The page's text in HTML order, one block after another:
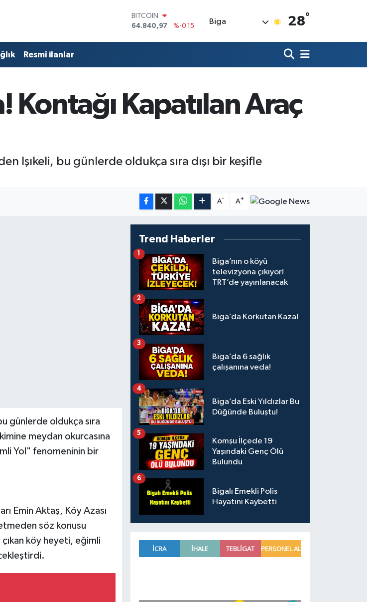
DOLAR
47,7436
%0.18
64,4811
%0.38
BİST100
13.779
%-14
BITCOIN
Biga 28°
Resmî ilanlar
Kontağı Kapatılan Araç
Işıkeli, bu günlerde oldukça sıra dışı bir keşifle
A- A+
günlerde oldukça sıra
meydan okurcasına
Yol" fenomeninin bir
Emin Aktaş, Köy Azası
söz konusu
köy heyeti, eğimli
Trend Haberler
Biga’nın o köyü
televizyona çıkıyor!
TRT’de yayınlanacak
1
Biga’da Korkutan Kaza!
2
Biga’da 6 sağlık
çalışanına veda!
3
Biga’da Eski Yıldızlar Bu
Düğünde Buluştu!
4
Komşu İlçede 19
Yaşındaki Genç Ölü
Bulundu
5
Bigalı Emekli Polis
Hayatını Kaybetti
6